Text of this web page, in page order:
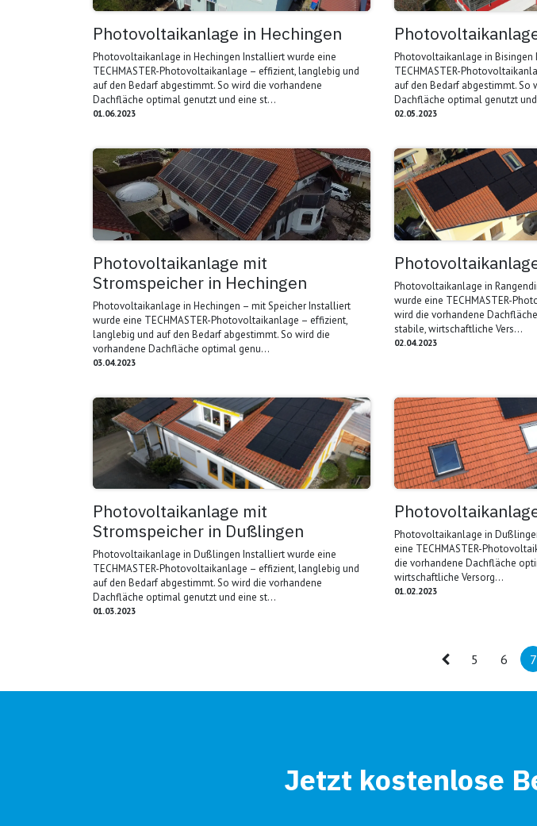
Photovoltaikanlage in Hechingen
Photovoltaikanlage in Hechingen Installiert wurde eine
TECHMASTER-Photovoltaikanlage – effizient, langlebig und
auf den Bedarf abgestimmt. So wird die vorhandene
Dachfläche optimal genutzt und eine st...
01.06.2023
Photovoltaikanlage in Bisingen
TECHMASTER-
auf den Bedarf abgestimmt. So
Dachfläche optimal genutzt
02.05.2023
Photovoltaikanlage mit
Stromspeicher in Hechingen
Photovoltaikanlage in Hechingen – mit Speicher Installiert
wurde eine TECHMASTER-Photovoltaikanlage – effizient,
langlebig und auf den Bedarf abgestimmt. So wird die
vorhandene Dachfläche optimal genu...
03.04.2023
Photovoltaikanlage in
wurde eine TECHMASTER-
wird die vorhandene
stabile, wirtschaftliche Vers...
02.04.2023
Photovoltaikanlage mit
Stromspeicher in Dußlingen
Photovoltaikanlage in Dußlingen Installiert wurde eine
TECHMASTER-Photovoltaikanlage – effizient, langlebig und
auf den Bedarf abgestimmt. So wird die vorhandene
Dachfläche optimal genutzt und eine st...
01.03.2023
Photovoltaikanlage in
eine TECHMASTER-
die vorhandene Dachfläche
wirtschaftliche Versorg...
01.02.2023
5 6 7
Jetzt kostenlose